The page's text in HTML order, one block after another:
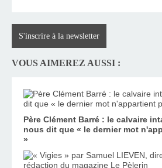
S'inscrire à la newsletter
VOUS AIMEREZ AUSSI :
Père Clément Barré : le calvaire
nous dit que « le dernier mot
»